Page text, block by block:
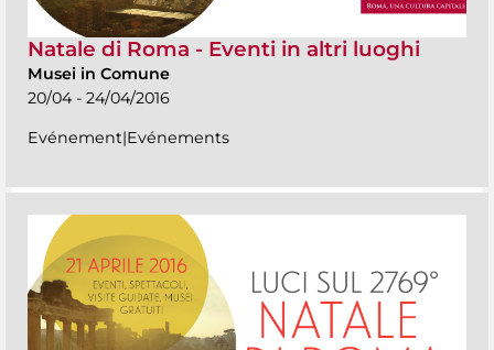
Natale di Roma - Eventi in altri luoghi
Musei in Comune
20/04 - 24/04/2016
Evénement|Evénements